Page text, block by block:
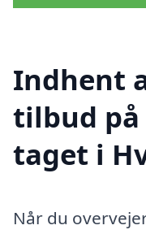
Indhent
tilbud på
taget i
Når du